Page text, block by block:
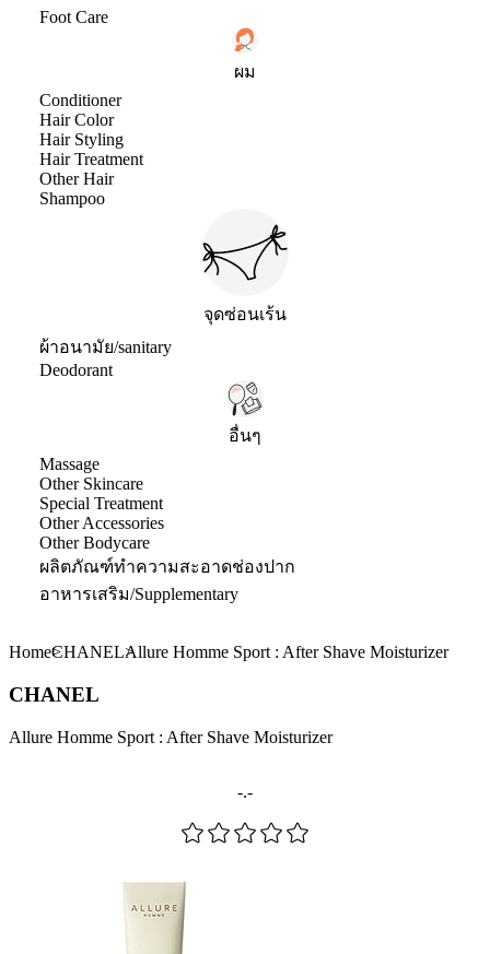
Foot Care
ผม
Conditioner
Hair Color
Hair Styling
Hair Treatment
Other Hair
Shampoo
จุดซ่อนเร้น
ผ้าอนามัย/sanitary
Deodorant
อื่นๆ
Massage
Other Skincare
Special Treatment
Other Accessories
Other Bodycare
ผลิตภัณฑ์ทำความสะอาดช่องปาก
อาหารเสริม/Supplementary
HomeCHANELAllure Homme Sport : After Shave Moisturizer
CHANEL
Allure Homme Sport : After Shave Moisturizer
-.-